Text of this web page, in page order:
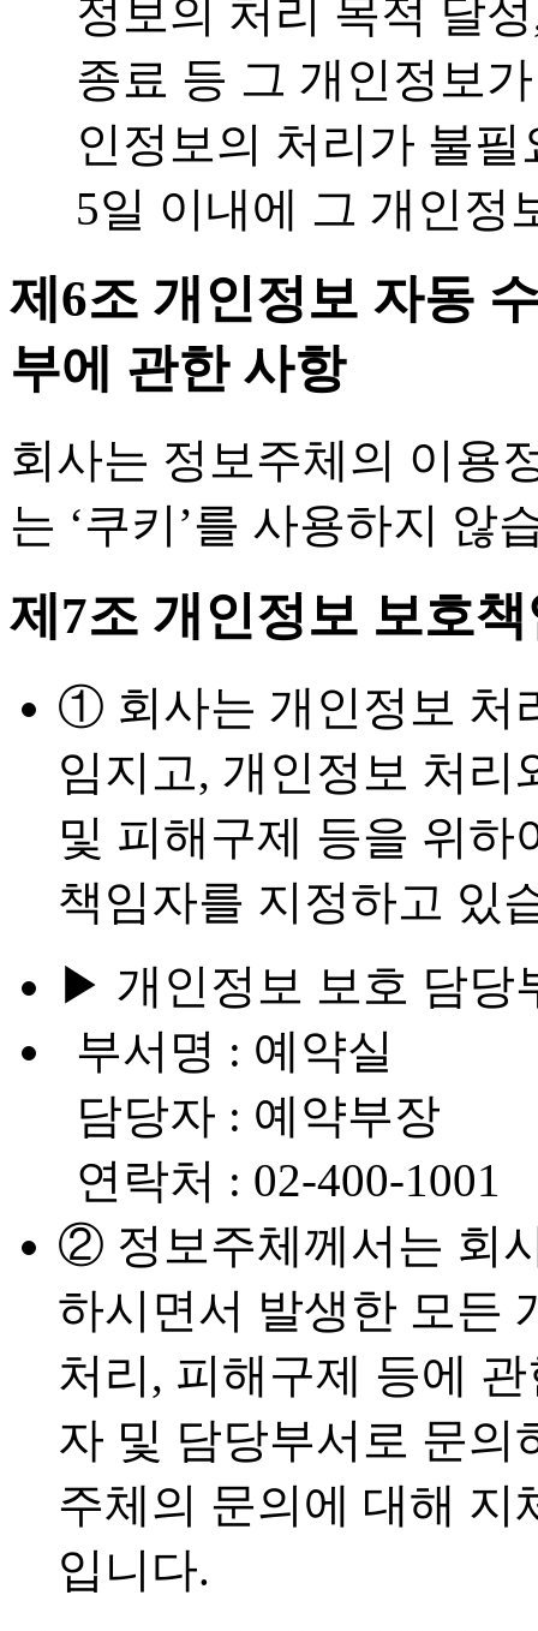
정보의 처리 목적 달
종료 등 그 개인정보
인정보의 처리가 불
5일 이내에 그 개인정
제6조 개인정보 자동
부에 관한 사항
회사는 정보주체의 이용
는 ‘쿠키’를 사용하지 않
제7조 개인정보 보호
① 회사는 개인정보 처
임지고, 개인정보 처
및 피해구제 등을 위
책임자를 지정하고 있
▶ 개인정보 보호 담당
부서명 : 예약실
담당자 : 예약부장
연락처 : 02-400-1001
② 정보주체께서는 회
하시면서 발생한 모든
처리, 피해구제 등에
자 및 담당부서로 문의
주체의 문의에 대해 지
입니다.